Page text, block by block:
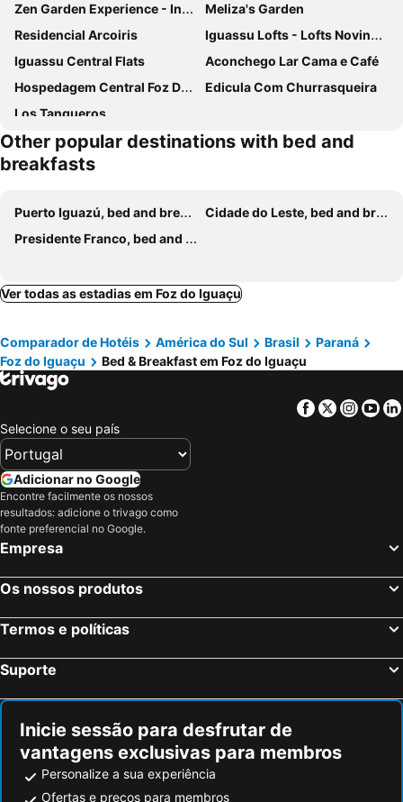
Zen Garden Experience - Inn & Bistro
Meliza's Garden
Residencial Arcoiris
Iguassu Lofts - Lofts Novinhos Perto Do Aeroporto
Iguassu Central Flats
Aconchego Lar Cama e Café
Hospedagem Central Foz Do Iguacu
Edicula Com Churrasqueira
Los Tangueros
Other popular destinations with bed and
breakfasts
Puerto Iguazú, bed and breakfasts
Cidade do Leste, bed and breakfasts
Presidente Franco, bed and breakfasts
Ver todas as estadias em Foz do Iguaçu
Comparador de Hotéis América do Sul Brasil
Paraná
Foz do Iguaçu
Bed & Breakfast em Foz do Iguaçu
Facebook
Twitter
Selecione o seu país
Adicionar no Google
Encontre facilmente os nossos
resultados: adicione o trivago como
fonte preferencial no Google.
Empresa
Os nossos produtos
Termos e políticas
Suporte
Inicie sessão para desfrutar de
vantagens exclusivas para membros
Personalize a sua experiência
Ofertas e preços para membros